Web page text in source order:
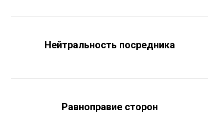
Нейтральность посредника
Равноправие сторон